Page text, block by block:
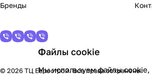
Бренды
© 2026 ТЦ Еврострой. Все права сохранены.
Файлы cookie
Мы используем файлы cookie,